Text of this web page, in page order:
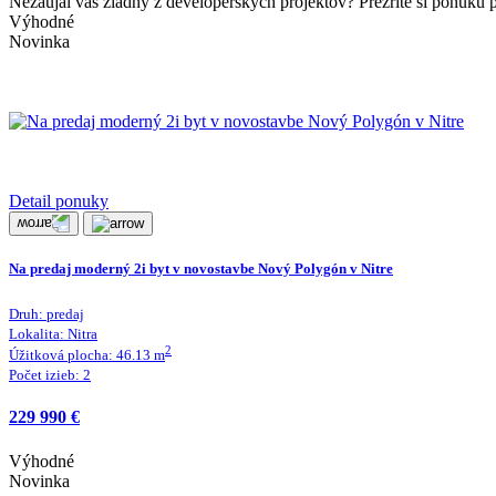
Výhodné
Novinka
Detail ponuky
Na predaj moderný 2i byt v novostavbe Nový Polygón v Nitre
Druh: predaj
Lokalita: Nitra
Úžitková plocha: 46.13 m2
Počet izieb: 2
229 990 €
Výhodné
Novinka